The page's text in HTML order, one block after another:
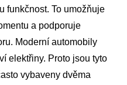
funkčnost. To umožňuje
a podporuje
Moderní automobily
elektřiny. Proto jsou tyto
vybaveny dvěma